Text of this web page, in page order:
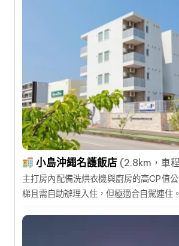
小島沖繩名護飯店 (2.8km，車
主打房內配備洗烘衣機與廚房的高CP值
梯且需自助辦理入住，但極適合自駕連住。